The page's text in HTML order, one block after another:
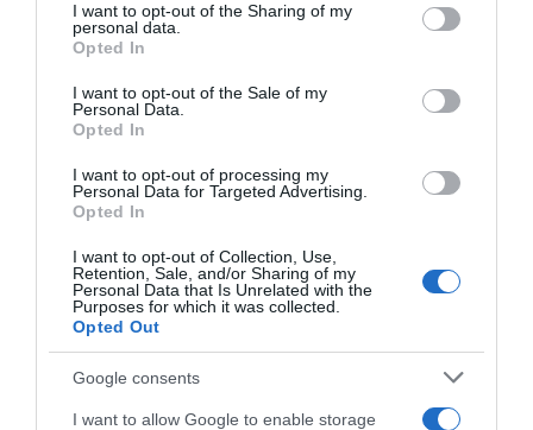
not limited to your visit or usage behaviour. You may click to
grant or deny consent to Google and its third-party tags to
use your data for below specified purposes in below Google
consent section.
I want to opt-out of the Sharing of my
personal data.
Opted In
I want to opt-out of the Sale of my
Personal Data.
Opted In
I want to opt-out of processing my
Personal Data for Targeted Advertising.
Opted In
I want to opt-out of Collection, Use,
Retention, Sale, and/or Sharing of my
Personal Data that Is Unrelated with the
Purposes for which it was collected.
Opted Out
Google consents
I want to allow Google to enable storage